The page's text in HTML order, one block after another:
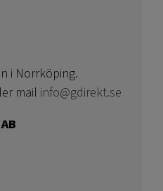
i Norrköping.
mail info@gdirekt.se